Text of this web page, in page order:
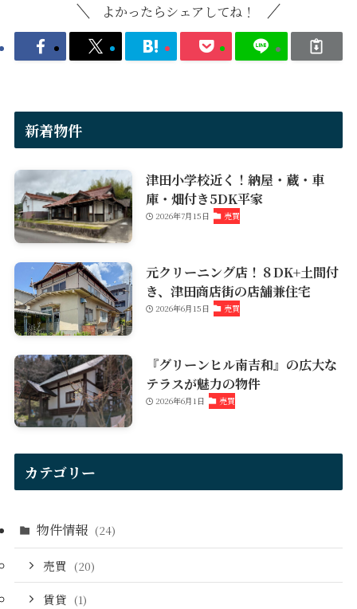
よかったらシェアしてね！
新着物件
津田小学校近く！納屋・蔵・車
庫・畑付き5DK平家
2026年7月15日 売買
元クリーニング店！８DK+土間付
き、津田商店街の店舗兼住宅
2026年6月15日 売買
『グリーンヒル南吉和』の広大な
テラスが魅力の物件
2026年6月1日 売買
カテゴリー
物件情報 (24)
売買 (20)
賃貸 (1)